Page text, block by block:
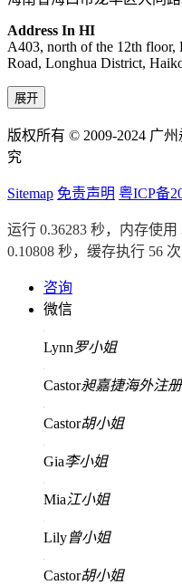
Address In HI
A403, north of the 12th
Road, Longhua District,
展开
版权所有 © 2009-2024 广
究
Sitemap 免责声明 粤ICP备
运行 0.36283 秒，内存使
0.10808 秒，缓存执行 56
咨询
微信
Lynn罗小姐
Castor昶嘉捷海外注
Castor胡小姐
Gia李小姐
Mia江小姐
Lily曾小姐
Castor胡小姐